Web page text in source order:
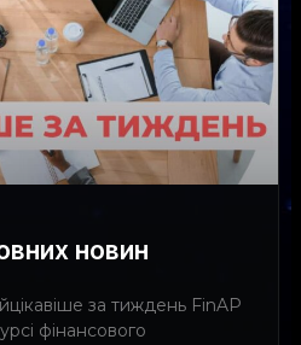
новин
за тиждень FinAP
фінансового